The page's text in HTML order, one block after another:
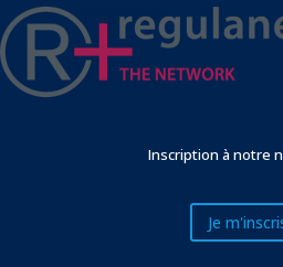
Inscription à notre
Je